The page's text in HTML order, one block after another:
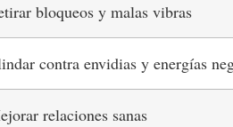
bloqueos y malas vibras
contra envidias y energías
relaciones sanas